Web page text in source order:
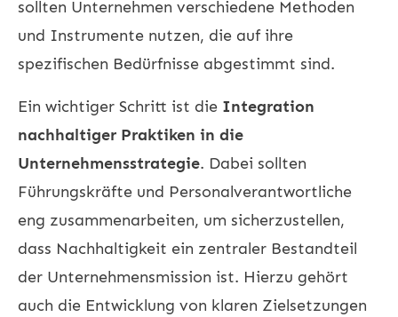
sollten Unternehmen verschiedene Methoden
und Instrumente nutzen, die auf ihre
spezifischen Bedürfnisse abgestimmt sind.
Ein wichtiger Schritt ist die Integration
nachhaltiger Praktiken in die
Unternehmensstrategie. Dabei sollten
Führungskräfte und Personalverantwortliche
eng zusammenarbeiten, um sicherzustellen,
dass Nachhaltigkeit ein zentraler Bestandteil
der Unternehmensmission ist. Hierzu gehört
auch die Entwicklung von klaren Zielsetzungen